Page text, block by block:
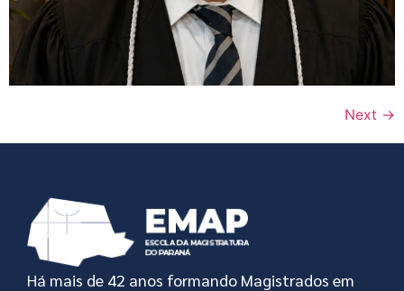
Next →
Há mais de 42 anos formando Magistrados em